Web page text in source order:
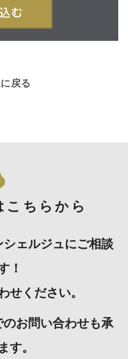
戻る
こちらから
ェルジュにご相談
！
せください。
お問い合わせも承
す。